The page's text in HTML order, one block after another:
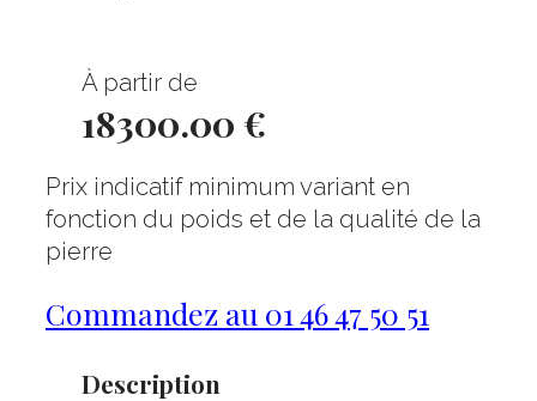
À partir de
18300.00 €
Prix indicatif minimum variant en
fonction du poids et de la qualité de la
pierre
Commandez au 01 46 47 50 51
Description